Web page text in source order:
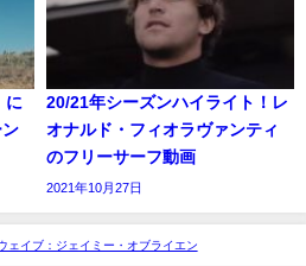
に
20/21年シーズンハイライト！レ
オナルド・フィオラヴァンティ
のフリーサーフ動画
2021年10月27日
ェイブ：ジェイミー・オブライエン